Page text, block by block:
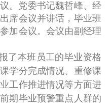
。党委书记魏哲峰、经
席会议并讲话，毕业班
加会议。会议由副经理
了本班员工的毕业资格
学分完成情况、重修课
工作推进情况等方面进
期毕业预警重点人群的